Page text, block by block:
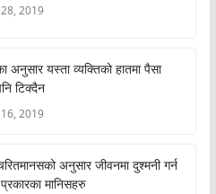
2019
अनुसार यस्ता व्यक्तिको हातमा पैसा
टिक्दैन
2019
अनुसार जीवनमा दुश्मनी गर्न
मानिसहरु